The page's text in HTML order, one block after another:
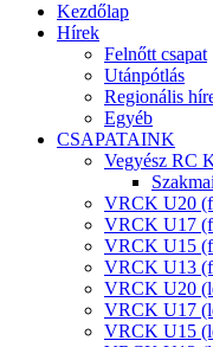
Kezdőlap
Hírek
Felnőtt csapat
Utánpótlás
Regionális
Egyéb
CSAPATAINK
Vegyész RC
VRCK U20
VRCK U17
VRCK U15
VRCK U13
VRCK U20
VRCK U17
VRCK U15